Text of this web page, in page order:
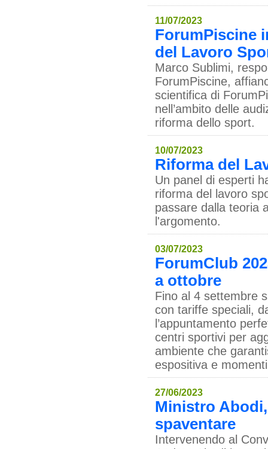
11/07/2023
ForumPiscine
del Lavoro
Marco Sublimi,
ForumPiscine,
scientifica di
nell’ambito delle
riforma dello sport.
10/07/2023
Riforma del
Un panel di esperti
riforma del lavoro
passare dalla teoria
l'argomento.
03/07/2023
ForumClub
a ottobre
Fino al 4 settembre
con tariffe speciali,
l’appuntamento
centri sportivi per
ambiente che
espositiva e
27/06/2023
Ministro
spaventare
Intervenendo al